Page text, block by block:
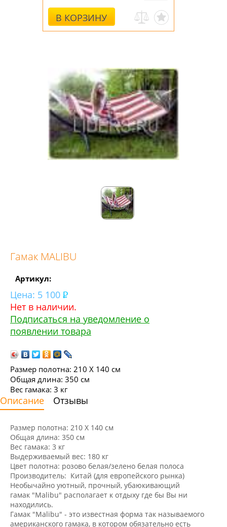
В КОРЗИНУ
Гамак MALIBU
Артикул:
Цена: 5 100
Нет в наличии.
Подписаться на уведомление о
появлении товара
Размер полотна: 210 X 140 см
Общая длина: 350 см
Вес гамака: 3 кг
Описание Отзывы
Размер полотна: 210 X 140 см
Общая длина: 350 см
Вес гамака: 3 кг
Выдерживаемый вес: 180 кг
Цвет полотна: розово белая/зелено белая полоса
Производитель: Китай (для европейского рынка)
Необычайно уютный, прочный, убаюкивающий
гамак "Malibu" располагает к отдыху где бы Вы ни
находились.
Гамак "Malibu" - это известная форма так называемого
американского гамака, в котором обязательно есть